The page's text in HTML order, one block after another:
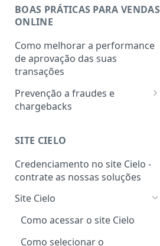
BOAS PRÁTICAS PARA VENDAS
ONLINE
Como melhorar a performance
de aprovação das suas
transações
Prevenção a fraudes e
chargebacks
Programa de monitoria de
chargebacks e fraudes das
bandeiras
SITE CIELO
Credenciamento no site Cielo -
contrate as nossas soluções
Site Cielo
Como acessar o site Cielo
Como selecionar o